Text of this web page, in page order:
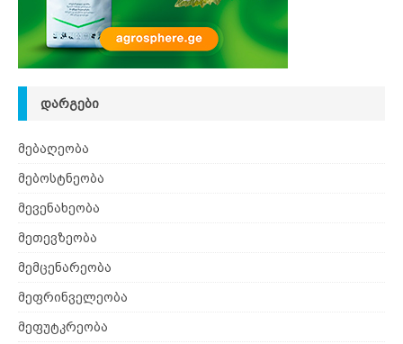
ᲓᲐᲠᲒᲔᲑᲘ
მებაღეობა
მებოსტნეობა
მევენახეობა
მეთევზეობა
მემცენარეობა
მეფრინველეობა
მეფუტკრეობა